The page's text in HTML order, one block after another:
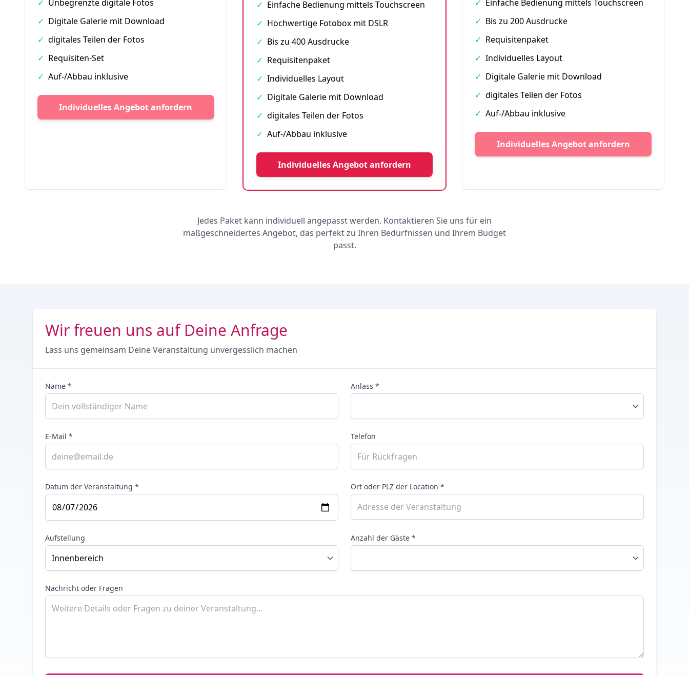
✓ Unbegrenzte digitale Fotos
✓ Digitale Galerie mit Download
✓ digitales Teilen der Fotos
✓ Requisiten-Set
✓ Auf-/Abbau inklusive
Individuelles Angebot anfordern
✓ Einfache Bedienung mittels Touchscreen
✓ Hochwertige Fotobox mit DSLR
✓ Bis zu 400 Ausdrucke
✓ Requisitenpaket
✓ Individuelles Layout
✓ Digitale Galerie mit Download
✓ digitales Teilen der Fotos
✓ Auf-/Abbau inklusive
Individuelles Angebot anfordern
✓ Einfache Bedienung mittels Touchscreen
✓ Bis zu 200 Ausdrucke
✓ Requisitenpaket
✓ Individuelles Layout
✓ Digitale Galerie mit Download
✓ digitales Teilen der Fotos
✓ Auf-/Abbau inklusive
Individuelles Angebot anfordern
Jedes Paket kann individuell angepasst werden. Kontaktieren Sie uns für ein
maßgeschneidertes Angebot, das perfekt zu Ihren Bedürfnissen und Ihrem Budget
passt.
Wir freuen uns auf Deine Anfrage
Lass uns gemeinsam Deine Veranstaltung unvergesslich machen
Name * Anlass *
E-Mail * Telefon
Datum der Veranstaltung * Ort oder PLZ der Location *
Aufstellung Anzahl der Gäste *
Nachricht oder Fragen